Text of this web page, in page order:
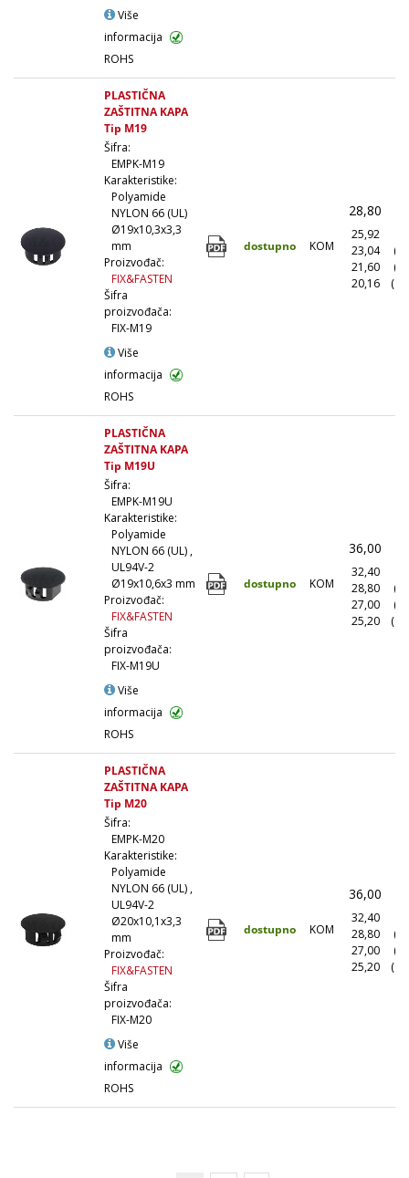
Više
informacija
ROHS
PLASTIČNA
ZAŠTITNA KAPA
Tip M19
Šifra:
EMPK-M19
Karakteristike:
Polyamide
NYLON 66 (UL)
Ø19x10,3x3,3
mm
Proizvođač:
FIX&FASTEN
Šifra
proizvođača:
FIX-M19
Više
informacija
ROHS
dostupno KOM
28,80
25,92
23,04
21,60
20,16
PLASTIČNA
ZAŠTITNA KAPA
Tip M19U
Šifra:
EMPK-M19U
Karakteristike:
Polyamide
NYLON 66 (UL) ,
UL94V-2
Ø19x10,6x3 mm
Proizvođač:
FIX&FASTEN
Šifra
proizvođača:
FIX-M19U
Više
informacija
ROHS
dostupno KOM
36,00
32,40
28,80
27,00
25,20
PLASTIČNA
ZAŠTITNA KAPA
Tip M20
Šifra:
EMPK-M20
Karakteristike:
Polyamide
NYLON 66 (UL) ,
UL94V-2
Ø20x10,1x3,3
mm
Proizvođač:
FIX&FASTEN
Šifra
proizvođača:
FIX-M20
Više
informacija
ROHS
dostupno KOM
36,00
32,40
28,80
27,00
25,20